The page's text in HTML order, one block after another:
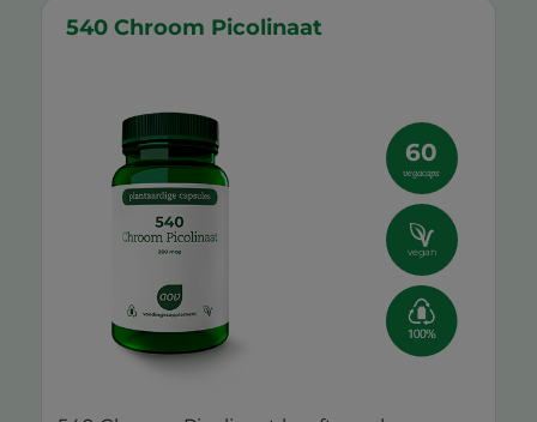
540 Chroom Picolinaat
60
vegacaps
vegan